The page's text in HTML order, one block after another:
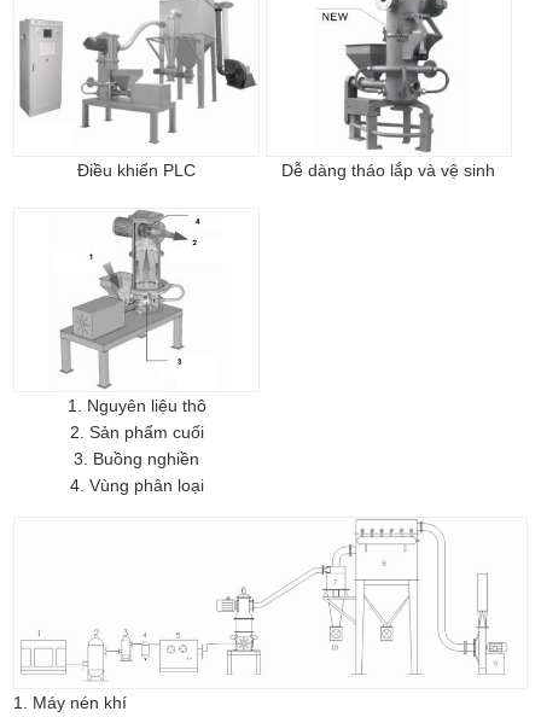
Điều khiển PLC Dễ dàng tháo lắp và vệ sinh
1. Nguyên liệu thô
2. Sản phẩm cuối
3. Buồng nghiền
4. Vùng phân loại
1. Máy nén khí